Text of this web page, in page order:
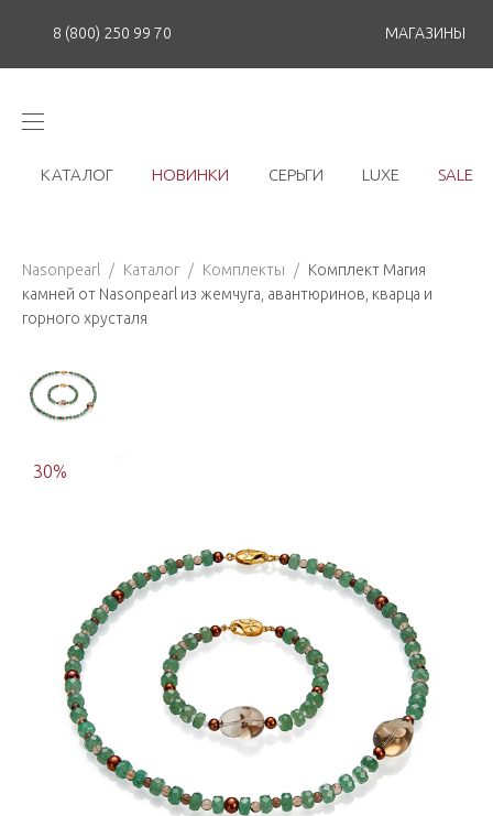
8 (800) 250 99 70 МАГАЗИНЫ
КАТАЛОГ НОВИНКИ СЕРЬГИ LUXE SALE
Nasonpearl / Каталог / Комплекты / Комплект Магия
камней от Nasonpearl из жемчуга, авантюринов, кварца и
горного хрусталя
30%